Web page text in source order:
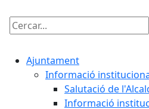
Cercar:
Ajuntament
Informació
Salutació de
Informació